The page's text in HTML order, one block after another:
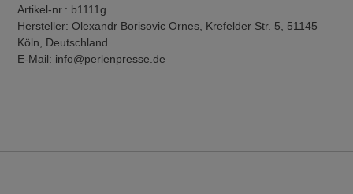
Artikel-nr.: b1111g
Hersteller: Olexandr Borisovic Ornes, Krefelder Str. 5, 51145
Köln, Deutschland
E-Mail: info@perlenpresse.de